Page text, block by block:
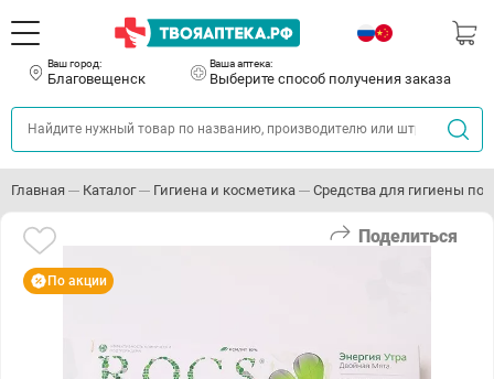
Ваш город:
Благовещенск
Ваша аптека:
Выберите способ получения заказа
Главная Каталог Гигиена и косметика Средства для гигиены
Поделиться
По акции